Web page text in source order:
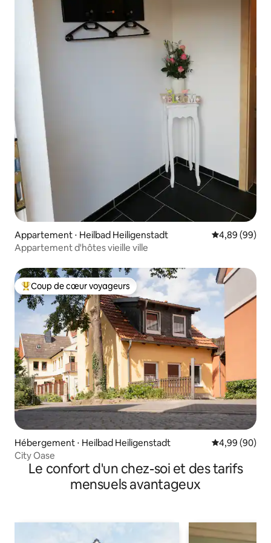
Appartement ⋅ Heilbad Heiligenstadt Évaluation
4,89 (99)
Appartement d'hôtes vieille ville
Coups de cœur voyageurs les plus appréciés
Coup de cœur voyageurs
Hébergement ⋅ Heilbad Heiligenstadt Évaluation
4,99 (90)
City Oase
Le confort d'un chez-soi et des tarifs
mensuels avantageux